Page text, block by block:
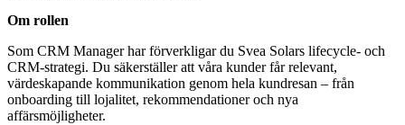
Om rollen
Som CRM Manager har förverkligar du Svea Solars lifecycle- och
CRM-strategi. Du säkerställer att våra kunder får relevant,
värdeskapande kommunikation genom hela kundresan – från
onboarding till lojalitet, rekommendationer och nya
affärsmöjligheter.